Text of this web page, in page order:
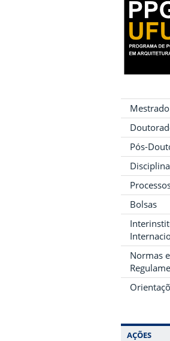
Mestrado
Pós-
Bolsas
Normas e
AÇÕES